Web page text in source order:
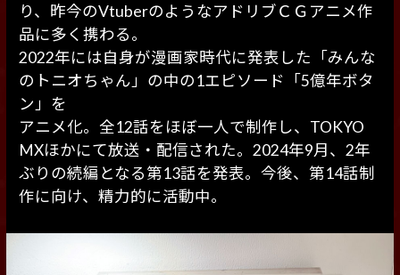
り、 昨今のVtuberのようなアドリブＣＧアニメ作
品に多く携わる。
2022年には自身が漫画家時代に発表した「みんな
のトニオちゃん」の中の1エピソード「5億年ボタ
ン」を
アニメ化。全12話をほぼ一人で制作し、TOKYO
MXほかにて放送・配信された。2024年9月、2年
ぶりの続編となる第13話を発表。今後、第14話制
作に向け、精力的に活動中。